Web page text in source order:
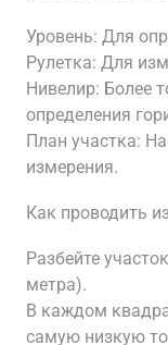
Уровень: Для
Рулетка: Для
Нивелир: Более
определения
План участка:
измерения.
Как проводить
Разбейте
метра).
В каждом
самую низкую